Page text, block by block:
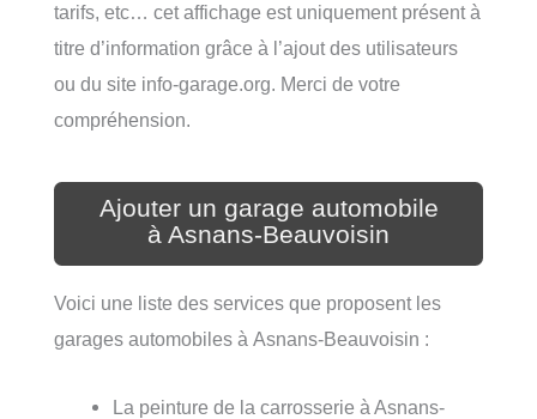
tarifs, etc… cet affichage est uniquement présent à
titre d’information grâce à l’ajout des utilisateurs
ou du site info-garage.org. Merci de votre
compréhension.
Ajouter un garage automobile
à Asnans-Beauvoisin
Voici une liste des services que proposent les
garages automobiles à Asnans-Beauvoisin :
La peinture de la carrosserie à Asnans-